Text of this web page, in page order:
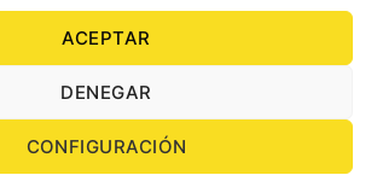
ACEPTAR
DENEGAR
CONFIGURACIÓN
CONTACTO
CONDICIONES DE COMPRA
POLÍTICA DE COOKIES
reservados 2026 ©